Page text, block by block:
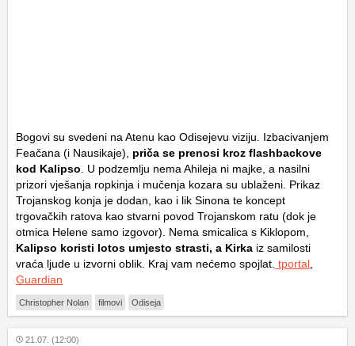
Bogovi su svedeni na Atenu kao Odisejevu viziju. Izbacivanjem
Feačana (i Nausikaje), priča se prenosi kroz flashbackove
kod Kalipso . U podzemlju nema Ahileja ni majke, a nasilni
prizori vješanja ropkinja i mučenja kozara su ublaženi. Prikaz
Trojanskog konja je dodan, kao i lik Sinona te koncept
trgovačkih ratova kao stvarni povod Trojanskom ratu (dok je
otmica Helene samo izgovor). Nema smicalica s Kiklopom,
Kalipso koristi lotos umjesto strasti, a Kirka iz samilosti
vraća ljude u izvorni oblik. Kraj vam nećemo spojlat. tportal
Guardian
Christopher Nolan filmovi Odiseja
21.07. (12:00)